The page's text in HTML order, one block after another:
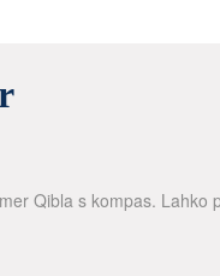
Qibla s kompas. Lahko